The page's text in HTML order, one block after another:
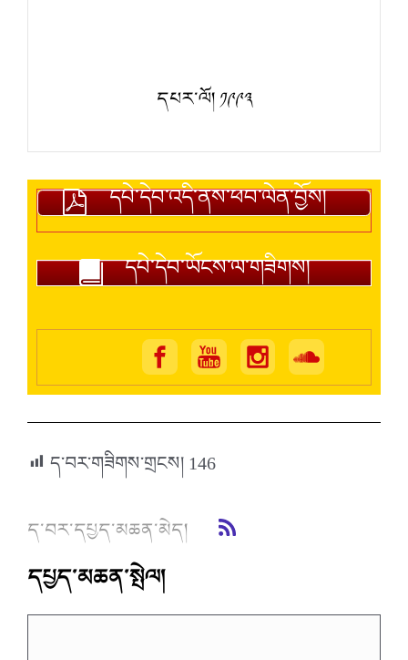
དཔར་ལོ། ༡༩༩༣
དཔེ་དེབ་འདི་ནས་ཕབ་ལེན་བྱོས།
དཔེ་དེབ་ཡོངས་ལ་གཟིགས།
ད་བར་གཟིགས་གྲངས།146
ད་བར་དཔྱད་མཆན་མེད།
དཔྱད་མཆན་སྤེལ།